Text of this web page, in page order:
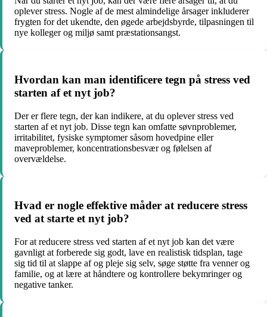
oplever stress. Nogle af de mest almindelige årsager inkluderer
frygten for det ukendte, den øgede arbejdsbyrde, tilpasningen til
nye kolleger og miljø samt præstationsangst.
Hvordan kan man identificere tegn på stress ved
starten af et nyt job?
Der er flere tegn, der kan indikere, at du oplever stress ved
starten af et nyt job. Disse tegn kan omfatte søvnproblemer,
irritabilitet, fysiske symptomer såsom hovedpine eller
maveproblemer, koncentrationsbesvær og følelsen af
overvældelse.
Hvad er nogle effektive måder at reducere stress
ved at starte et nyt job?
For at reducere stress ved starten af et nyt job kan det være
gavnligt at forberede sig godt, lave en realistisk tidsplan, tage
sig tid til at slappe af og pleje sig selv, søge støtte fra venner og
familie, og at lære at håndtere og kontrollere bekymringer og
negative tanker.